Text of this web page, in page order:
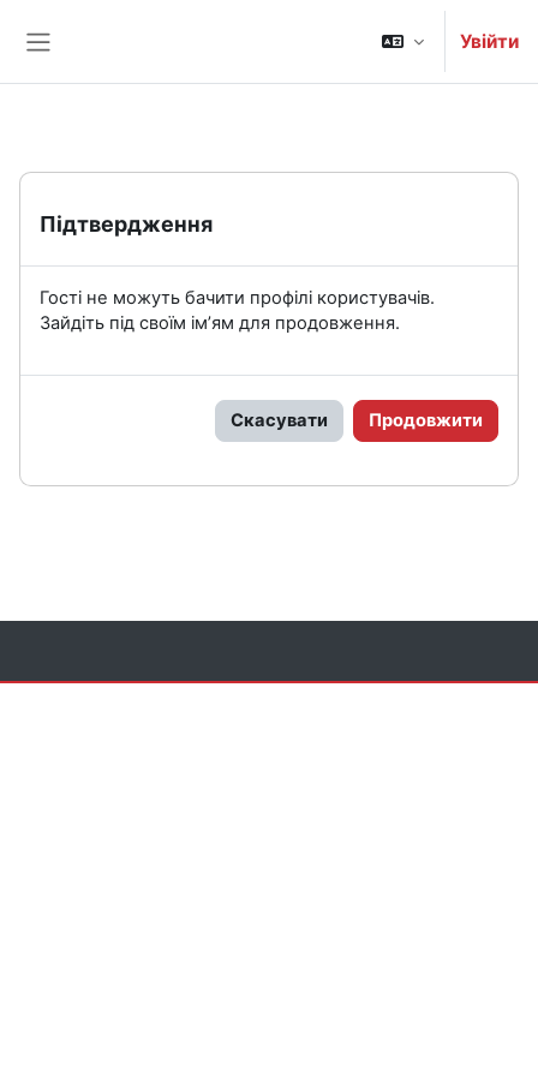
Увійти
Підтвердження
Гості не можуть бачити профілі користувачів.
Зайдіть під своїм ім’ям для продовження.
Скасувати Продовжити